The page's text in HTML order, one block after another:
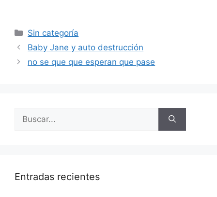
Categorías
Sin categoría
Baby Jane y auto destrucción
no se que que esperan que pase
Buscar:
Entradas recientes